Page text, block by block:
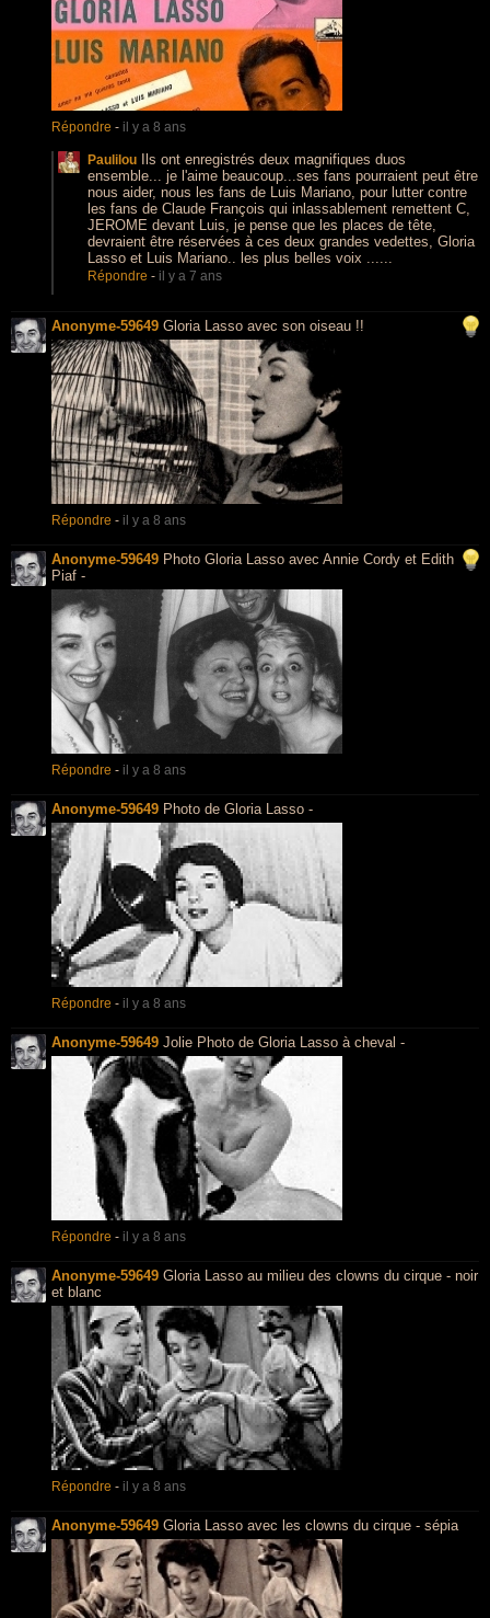
Répondre - il y a 8 ans
Paulilou Ils ont enregistrés deux magnifiques duos
ensemble... je l'aime beaucoup...ses fans pourraient peut être
nous aider, nous les fans de Luis Mariano, pour lutter contre
les fans de Claude François qui inlassablement remettent C,
JEROME devant Luis, je pense que les places de tête,
devraient être réservées à ces deux grandes vedettes, Gloria
Lasso et Luis Mariano.. les plus belles voix ......
Répondre - il y a 7 ans
Anonyme-59649 Gloria Lasso avec son oiseau !!
Répondre - il y a 8 ans
Anonyme-59649 Photo Gloria Lasso avec Annie Cordy et Edith
Piaf -
Répondre - il y a 8 ans
Anonyme-59649 Photo de Gloria Lasso -
Répondre - il y a 8 ans
Anonyme-59649 Jolie Photo de Gloria Lasso à cheval -
Répondre - il y a 8 ans
Anonyme-59649 Gloria Lasso au milieu des clowns du cirque - noir
et blanc
Répondre - il y a 8 ans
Anonyme-59649 Gloria Lasso avec les clowns du cirque - sépia